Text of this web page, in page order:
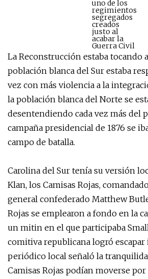
uno de los
regimientos
segregados
creados
justo al
acabar la
Guerra Civil
La Reconstrucción estaba tocando
población blanca del Sur estaba
vez con más violencia a la
la población blanca del Norte se
desentendiendo cada vez más del
campaña presidencial de 1876 se
campo de batalla.
Carolina del Sur tenía su versión
Klan, los Camisas Rojas,
general confederado Matthew
Rojas se emplearon a fondo en la
un mitin en el que participaba
comitiva republicana logró
periódico local señaló la
Camisas Rojas podían moverse por